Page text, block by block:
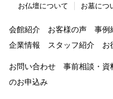
お仏壇について
お墓につ
会館紹介 お客様の声 事例
企業情報
スタッフ紹介 お
お問い合わせ 事前相談・資
のお申込み